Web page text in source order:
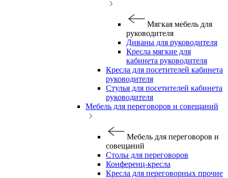
Мягкая мебель для
руководителя
Диваны для руководителя
Кресла мягкие для
кабинета руководителя
Кресла для посетителей кабинета
руководителя
Стулья для посетителей кабинета
руководителя
Мебель для переговоров и совещаний
Мебель для переговоров и
совещаний
Столы для переговоров
Конференц-кресла
Кресла для переговорных прочие